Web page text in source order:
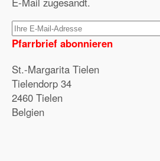
Pfarrbrief abonnieren
St.-Margarita Tielen
Tielendorp 34
2460 Tielen
Belgien